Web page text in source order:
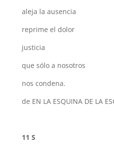
aleja la ausencia
reprime el dolor
justicia
que sólo a nosotros
nos condena.
de EN LA ESQUINA DE LA
11 S